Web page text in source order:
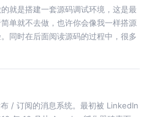
就是搭建一套源码调试环境，这是最
单就不去做，也许你会像我一样搭源
同时在后面阅读源码的过程中，很多
/ 订阅的消息系统。最初被 LinkedIn